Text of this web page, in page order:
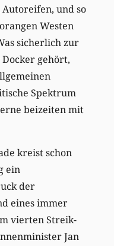
und so
Westen
sicherlich zur
gehört,
Spektrum
beizeiten mit
kreist schon
ein
der
eines immer
vierten Streik-
Jan